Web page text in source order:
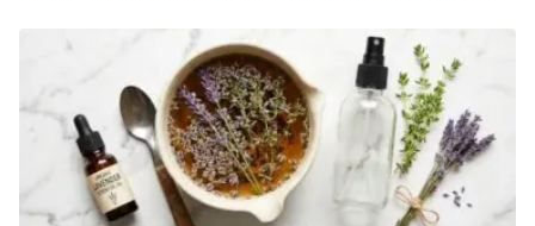
Handbook of Herbs and Spices: Second Edition(Vol. 2,
pp. 72–88). Elsevier Inc.
https://doi.org/10.1533/9780857095688.72
Jeong K, O H, Shin SY, Kim YS. Effects of Different
Marination Conditions on Quality, Microbiological
Properties, and Sensory Characteristics of Pork Ham
Cooked by the Sous-vide Method.
Korean J Food Sci Anim